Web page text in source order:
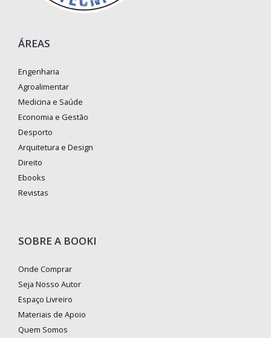
ÁREAS
Engenharia
Agroalimentar
Medicina e Saúde
Economia e Gestão
Desporto
Arquitetura e Design
Direito
Ebooks
Revistas
SOBRE A BOOKI
Onde Comprar
Seja Nosso Autor
Espaço Livreiro
Materiais de Apoio
Quem Somos